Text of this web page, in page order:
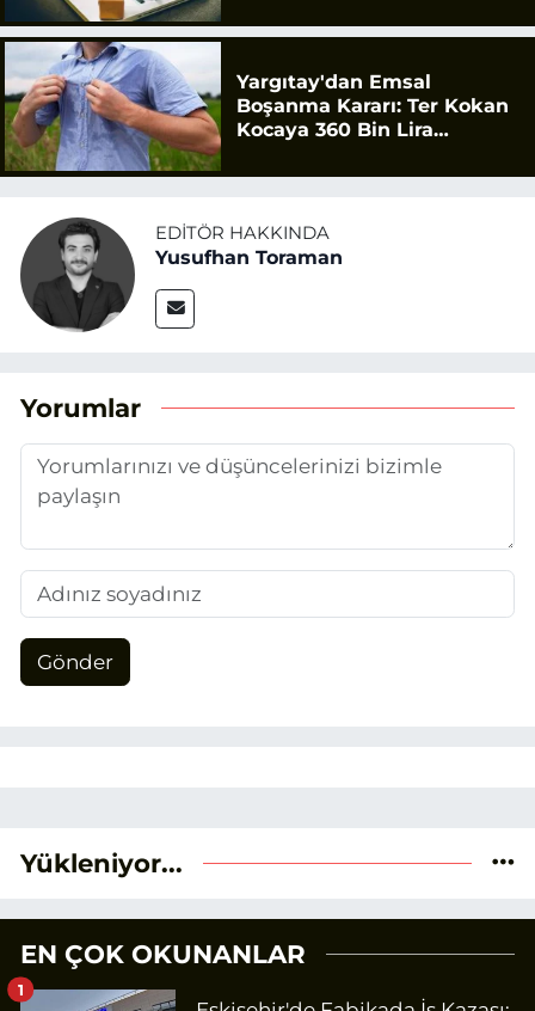
Yargıtay'dan Emsal
Boşanma Kararı: Ter Kokan
Kocaya 360 Bin Lira
EDITÖR HAKKINDA
Yusufhan Toraman
Yorumlar
Gönder
Yükleniyor...
EN ÇOK OKUNANLAR
1